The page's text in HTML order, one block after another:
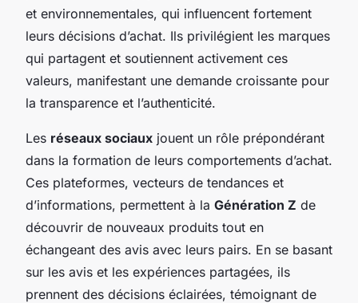
et environnementales, qui influencent fortement
leurs décisions d’achat. Ils privilégient les marques
qui partagent et soutiennent activement ces
valeurs, manifestant une demande croissante pour
la transparence et l’authenticité.
Les réseaux sociaux jouent un rôle prépondérant
dans la formation de leurs comportements d’achat.
Ces plateformes, vecteurs de tendances et
d’informations, permettent à la Génération Z de
découvrir de nouveaux produits tout en
échangeant des avis avec leurs pairs. En se basant
sur les avis et les expériences partagées, ils
prennent des décisions éclairées, témoignant de